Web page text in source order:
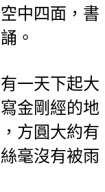
中四面，書
。
一天下起大
金剛經的地
方圓大約有
毫沒有被雨